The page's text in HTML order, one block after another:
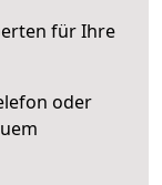
für Ihre
oder